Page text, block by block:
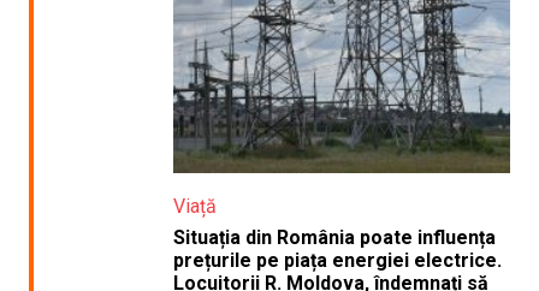
Viață
Situația din România poate influența
prețurile pe piața energiei electrice.
Locuitorii R. Moldova, îndemnați să